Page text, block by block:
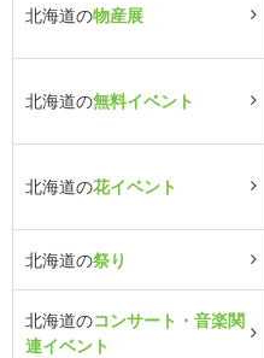
北海道の物産展
北海道の無料イベント
北海道の花イベント
北海道の祭り
北海道のコンサート・音楽関
連イベント